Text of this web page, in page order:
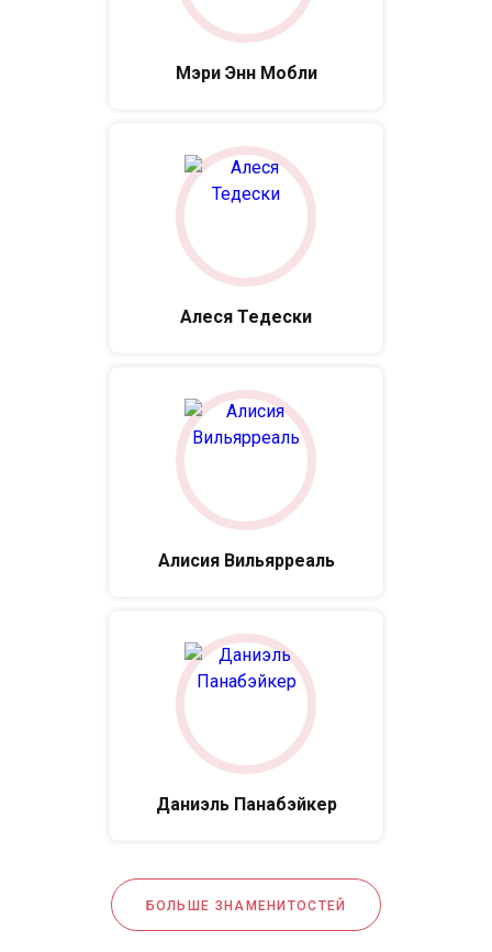
Мэри Энн Мобли
Алеся Тедески
Алисия Вильярреаль
Даниэль Панабэйкер
БОЛЬШЕ ЗНАМЕНИТОСТЕЙ